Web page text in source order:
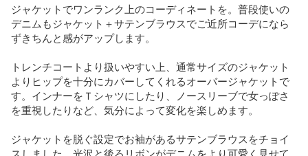
ジャケットでワンランク上のコーディネートを。普段使いの
デニムもジャケット＋サテンブラウスでご近所コーデになら
ずきちんと感がアップします。
トレンチコートより扱いやすい上、通常サイズのジャケット
よりヒップを十分にカバーしてくれるオーバージャケットで
す。インナーをＴシャツにしたり、ノースリーブで女っぽさ
を重視したりなど、気分によって変化を楽しめます。
ジャケットを脱ぐ設定でお袖があるサテンブラウスをチョイ
スしました。光沢と後ろリボンがデニムをより可愛く見せて